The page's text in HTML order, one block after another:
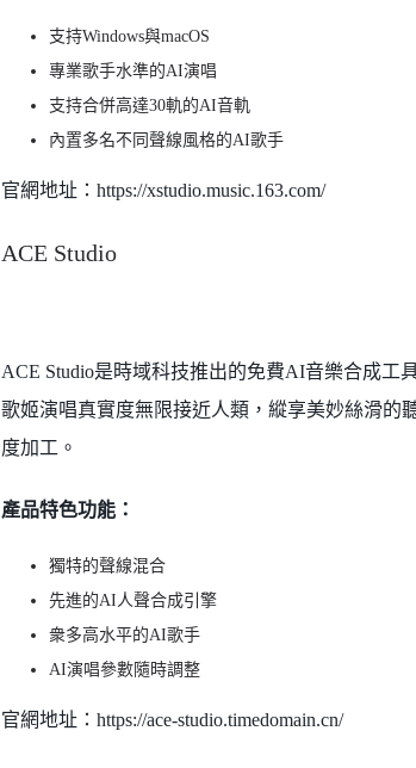
支持Windows與macOS
專業歌手水準的AI演唱
支持合併高達30軌的AI音軌
內置多名不同聲線風格的AI歌手
官網地址：https://xstudio.music.163.com/
ACE Studio
ACE Studio是時域科技推出的免費AI音樂合成工
歌姬演唱真實度無限接近人類，縱享美妙絲滑的
度加工。
產品特色功能：
獨特的聲線混合
先進的AI人聲合成引擎
衆多高水平的AI歌手
AI演唱參數隨時調整
官網地址：https://ace-studio.timedomain.cn/